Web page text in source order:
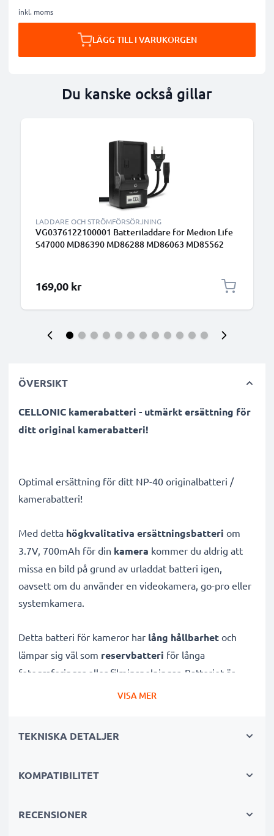
inkl. moms
LÄGG TILL I VARUKORGEN
Du kanske också gillar
LADDARE OCH STRÖMFÖRSÖRJNING
VG0376122100001 Batteriladdare för Medion Life
S47000 MD86390 MD86288 MD86063 MD85562
169,00 kr
ÖVERSIKT
CELLONIC kamerabatteri - utmärkt ersättning för
ditt original kamerabatteri!
Optimal ersättning för ditt NP-40 originalbatteri /
kamerabatteri!
Med detta högkvalitativa ersättningsbatteri om
3.7V, 700mAh för din kamera kommer du aldrig att
missa en bild på grund av urladdat batteri igen,
oavsett om du använder en videokamera, go-pro eller
systemkamera.
Detta batteri för kameror har lång hållbarhet och
lämpar sig väl som reservbatteri för långa
fotograferingar eller filminspelningar. Batteriet är
och utvecklat specifikt för
kamera!
✔ Hög kapacitet för lång användning:
VISA MER
TEKNISKA DETALJER
KOMPATIBILITET
RECENSIONER